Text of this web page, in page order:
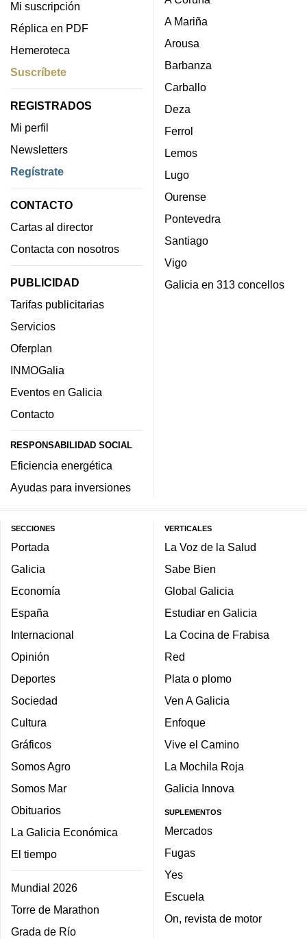
Mi suscripción
Réplica en PDF
Hemeroteca
Suscríbete
REGISTRADOS
Mi perfil
Newsletters
Regístrate
CONTACTO
Cartas al director
Contacta con nosotros
PUBLICIDAD
Tarifas publicitarias
Servicios
Oferplan
INMOGalia
Eventos en Galicia
Contacto
RESPONSABILIDAD SOCIAL
Eficiencia energética
Ayudas para inversiones
A Mariña
Arousa
Barbanza
Carballo
Deza
Ferrol
Lemos
Lugo
Ourense
Pontevedra
Santiago
Vigo
Galicia en 313 concellos
SECCIONES
Portada
Galicia
Economía
España
Internacional
Opinión
Deportes
Sociedad
Cultura
Gráficos
Somos Agro
Somos Mar
Obituarios
La Galicia Económica
El tiempo
Mundial 2026
Torre de Marathon
Grada de Río
VERTICALES
La Voz de la Salud
Sabe Bien
Global Galicia
Estudiar en Galicia
La Cocina de Frabisa
Red
Plata o plomo
Ven A Galicia
Enfoque
Vive el Camino
La Mochila Roja
Galicia Innova
SUPLEMENTOS
Mercados
Fugas
Yes
Escuela
On, revista de motor